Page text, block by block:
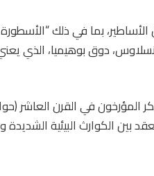
بما في ذلك
دوق بوهيميا، الذي
بين الكوارث البيئية الشديدة